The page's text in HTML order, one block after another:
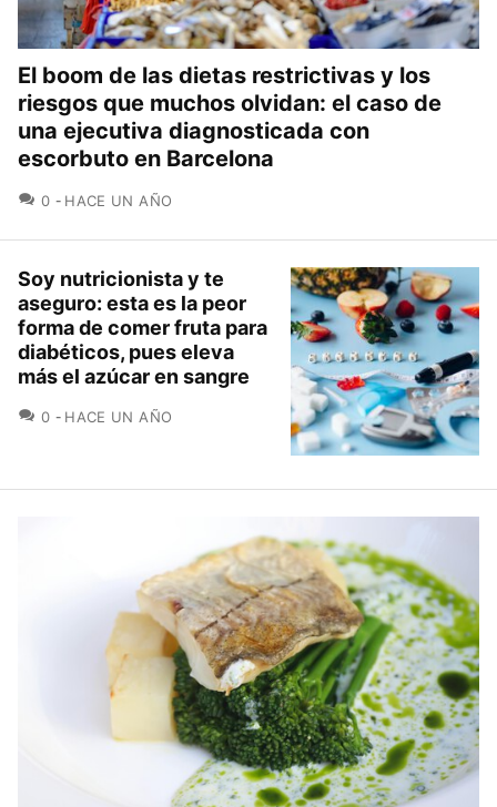
El boom de las dietas restrictivas y los
riesgos que muchos olvidan: el caso de
una ejecutiva diagnosticada con
escorbuto en Barcelona
0 COMENTARIOS
HACE UN AÑO
Soy nutricionista y te
aseguro: esta es la peor
forma de comer fruta para
diabéticos, pues eleva
más el azúcar en sangre
0 COMENTARIOS
HACE UN AÑO